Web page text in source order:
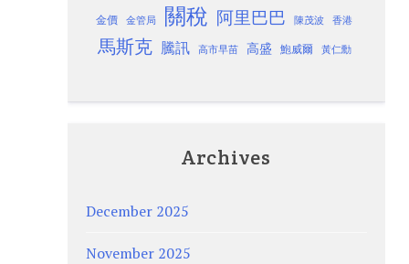
金價 金管局 關稅 阿里巴巴 陳茂波 香港
馬斯克 騰訊 高市早苗 高盛 鮑威爾 黃仁勳
Archives
December 2025
November 2025